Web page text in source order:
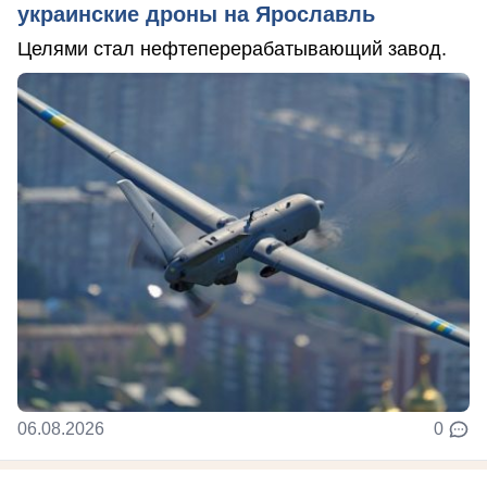
украинские дроны на Ярославль
Целями стал нефтеперерабатывающий завод.
06.08.2026 0